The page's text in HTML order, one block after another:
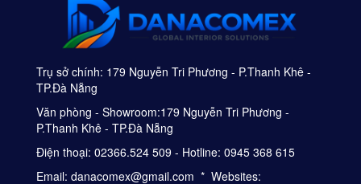
Trụ sở chính: 179 Nguyễn Tri Phương - P.Thanh Khê -
TP.Đà Nẵng
Văn phòng - Showroom:179 Nguyễn Tri Phương -
P.Thanh Khê - TP.Đà Nẵng
Điện thoại: 02366.524 509 - Hotline: 0945 368 615
Email: danacomex@gmail.com * Websites: